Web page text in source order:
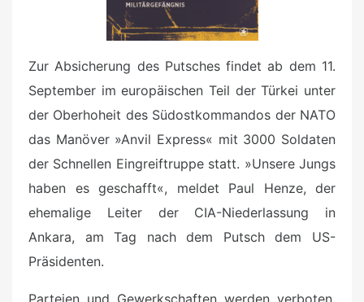
Zur Absicherung des Putsches findet ab dem 11.
September im europäischen Teil der Türkei unter
der Oberhoheit des Südostkommandos der NATO
das Manöver »Anvil Express« mit 3000 Soldaten
der Schnellen Eingreiftruppe statt. »Unsere Jungs
haben es geschafft«, meldet Paul Henze, der
ehemalige Leiter der CIA-Niederlassung in
Ankara, am Tag nach dem Putsch dem US-
Präsidenten.
Parteien und Gewerkschaften werden verboten,